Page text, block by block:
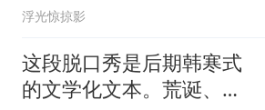
浮光惊掠影
这段脱口秀是后期韩寒式
的文学化文本。荒诞、激